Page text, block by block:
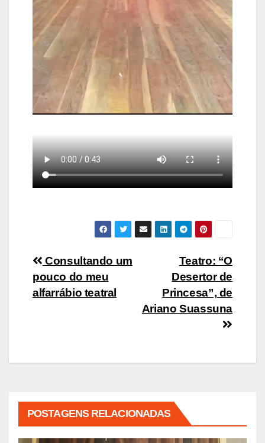
Navegação
de
Teatro: “O
Desertor de
Princesa”, de
Ariano Suassuna
Consultando um
pouco do meu
alfarrábio teatral
POSTAGENS RELACIONADAS